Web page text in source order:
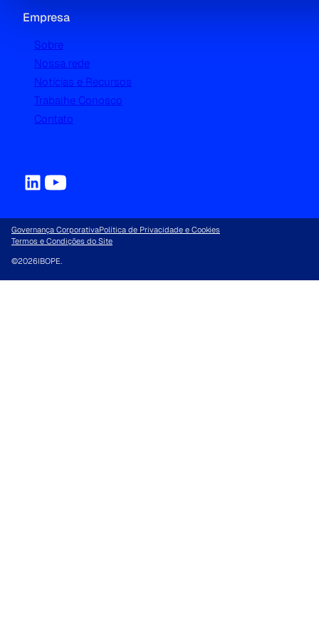
Empresa
Sobre
Nossa rede
Notícias e Recursos
Trabalhe Conosco
Contato
Governança CorporativaPolítica de Privacidade e Cookies
Termos e Condições do Site
©2026IBOPE.